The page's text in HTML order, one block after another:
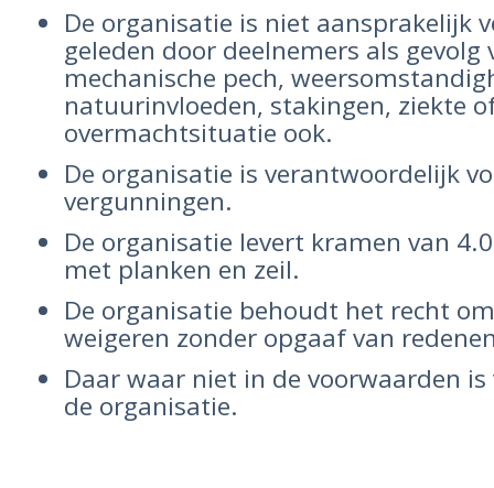
De organisatie is niet aansprakelijk
geleden door deelnemers als
mechanische pech,
natuurinvloeden, stakingen, ziekte
overmachtsituatie ook.
De organisatie is verantwoordelijk
vergunningen.
De organisatie levert kramen van
met planken en zeil.
De organisatie behoudt het recht
weigeren zonder opgaaf van
Daar waar niet in de voorwaarden
de organisatie.